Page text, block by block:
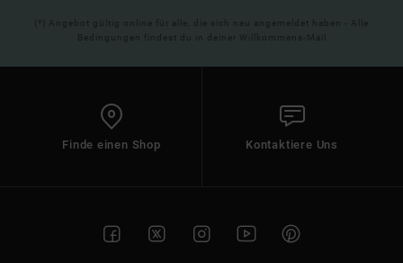
(*) Angebot gültig online für alle, die sich neu angemeldet haben - Alle
Bedingungen findest du in deiner Willkommens-Mail
Finde einen Shop Kontaktiere Uns